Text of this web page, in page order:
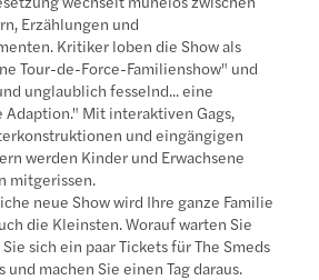
Erzählungen und
Kritiker loben die Show als
Tour-de-Force-Familienshow" und
unglaublich fesselnd... eine
Adaption." Mit interaktiven Gags,
und eingängigen
werden Kinder und Erwachsene
mitgerissen.
neue Show wird Ihre ganze Familie
die Kleinsten. Worauf warten Sie
sich ein paar Tickets für The Smeds
und machen Sie einen Tag daraus.